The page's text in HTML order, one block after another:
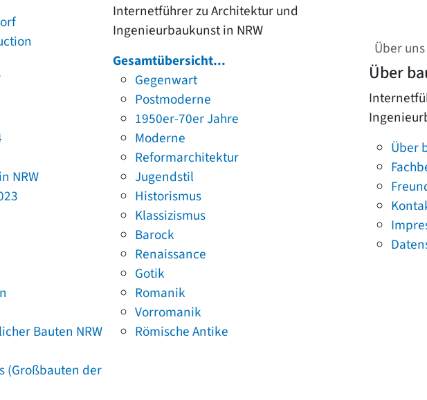
NRW
Bauten NRW
(Großbauten der
Internetführer zu Architektur und
Ingenieurbaukunst in NRW
Gesamtübersicht...
Gegenwart
Postmoderne
1950er-70er Jahre
Moderne
Reformarchitektur
Jugendstil
Historismus
Klassizismus
Barock
Renaissance
Gotik
Romanik
Vorromanik
Römische Antike
Über uns
Über
Über